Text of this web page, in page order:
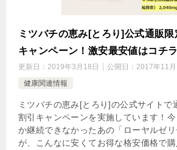
ミツバチの恵み[とろり]公式通販限
キャンペーン！激安最安値はコチラ
更新日： 2019年3月18日 公開日： 2017年11月
健康関連情報
ミツバチの恵み[とろり]の公式サイトで
割引キャンペーンを実施しています！
か継続できなかったあの「ローヤルゼ
が、こんなに安くてお得な格安価格で